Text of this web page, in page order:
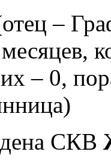
–
, к
– 0,
СКВ